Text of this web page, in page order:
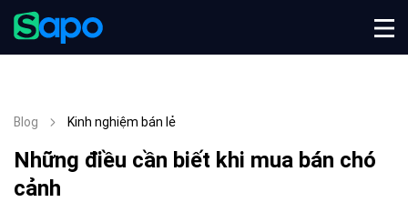
Blog Kinh nghiệm bán lẻ
Những điều cần biết khi mua bán chó
cảnh